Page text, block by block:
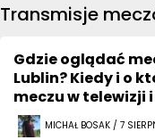
Transmisje
Gdzie oglądać
Lublin? Kiedy i o
meczu w telewizji
MICHAŁ BOSAK / 7